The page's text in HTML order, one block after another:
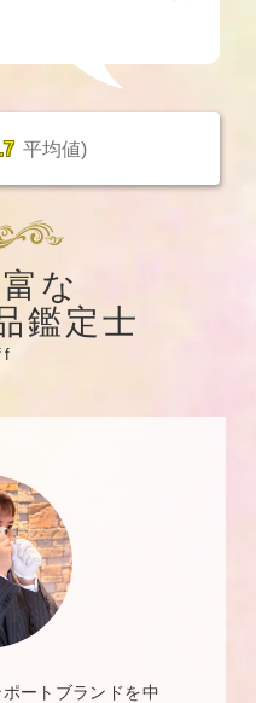
平均値)
な
鑑定士
ートブランドを中